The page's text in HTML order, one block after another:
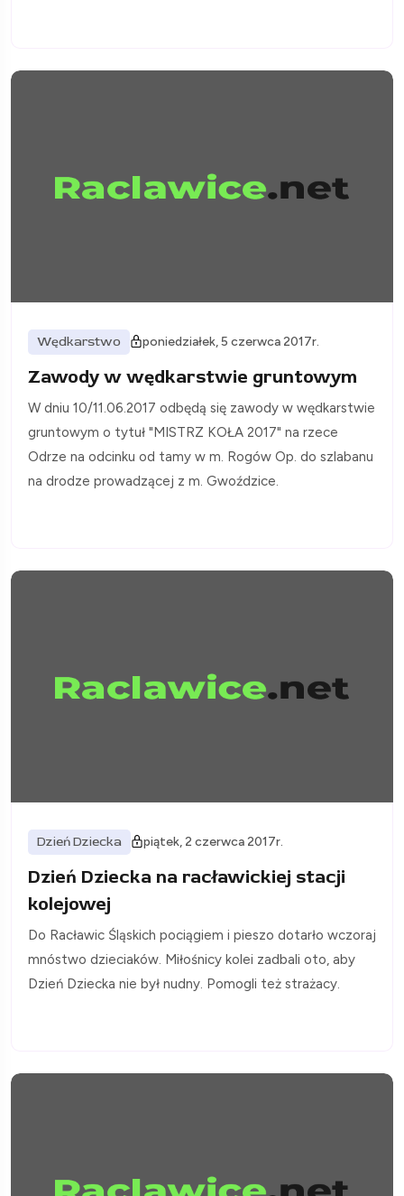
Wędkarstwo poniedziałek, 5 czerwca 2017r.
Zawody w wędkarstwie gruntowym
W dniu 10/11.06.2017 odbędą się zawody w wędkarstwie
gruntowym o tytuł "MISTRZ KOŁA 2017" na rzece
Odrze na odcinku od tamy w m. Rogów Op. do szlabanu
na drodze prowadzącej z m. Gwoździce.
Dzień Dziecka piątek, 2 czerwca 2017r.
Dzień Dziecka na racławickiej stacji
kolejowej
Do Racławic Śląskich pociągiem i pieszo dotarło wczoraj
mnóstwo dzieciaków. Miłośnicy kolei zadbali oto, aby
Dzień Dziecka nie był nudny. Pomogli też strażacy.